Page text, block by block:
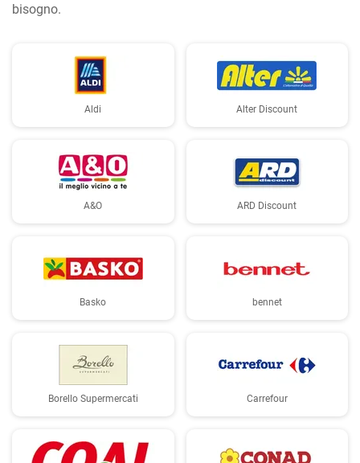
bisogno.
Aldi Alter Discount
A&O ARD Discount
Basko bennet
Borello Supermercati Carrefour